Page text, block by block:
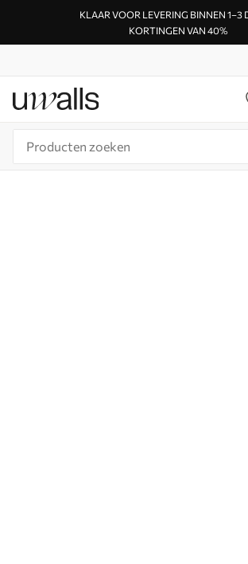
KLAAR VOOR LEVERING BINNEN 1–3
KORTINGEN VAN 40%